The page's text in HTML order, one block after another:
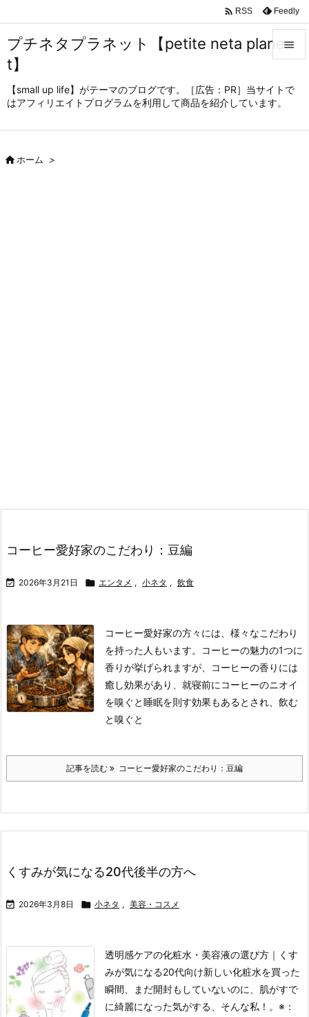
プチネタプラネット【petite neta plane
t】
【small up life】がテーマのブログです。［広告：PR］当サイトで
はアフィリエイトプログラムを利用して商品を紹介しています。

メニュ
 RSS Feedly
ホーム >
コーヒー愛好家のこだわり：豆編
 2026年3月21日  エンタメ , 小ネタ , 飲食
コーヒー愛好家の方々には、様々なこだわり
を持った人もいます。
コーヒーの魅力の1つに
香りが挙げられますが、コーヒーの香りには
癒し効果があり、就寝前にコーヒーのニオイ
を嗅ぐと睡眠を則す効果もあるとされ、飲む
と嗅ぐと
記事を読む コーヒー愛好家のこだわり：豆編
くすみが気になる20代後半の方へ
 2026年3月8日  小ネタ , 美容・コスメ
透明感ケアの化粧水・美容液の選び方｜くす
みが気になる20代向け新しい化粧水を買った
瞬間、まだ開封もしていないのに、肌がすで
に綺麗になった気がする、そんな私！。 ※：